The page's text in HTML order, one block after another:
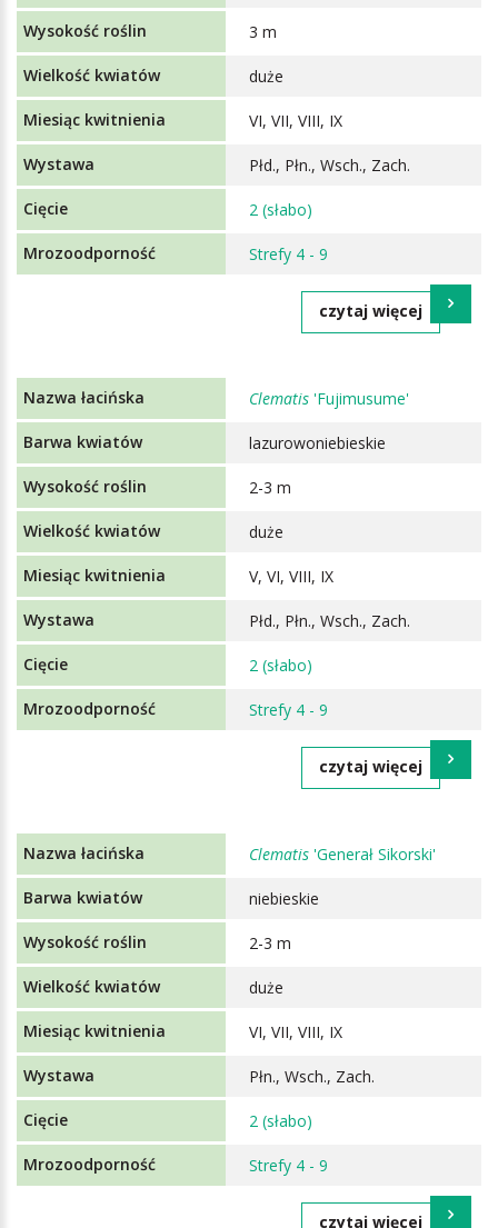
3 m
duże
VI, VII, VIII, IX
Płd., Płn., Wsch., Zach.
2 (słabo)
Strefy 4 - 9
czytaj więcej
Clematis 'Fujimusume'
lazurowoniebieskie
2-3 m
duże
V, VI, VIII, IX
Płd., Płn., Wsch., Zach.
2 (słabo)
Strefy 4 - 9
czytaj więcej
Clematis 'Generał Sikorski'
niebieskie
2-3 m
duże
VI, VII, VIII, IX
Płn., Wsch., Zach.
2 (słabo)
Strefy 4 - 9
czytaj więcej